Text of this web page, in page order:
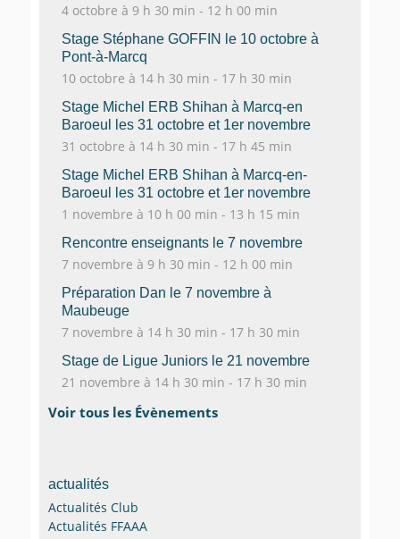
4 octobre à 9 h 30 min - 12 h 00 min
Stage Stéphane GOFFIN le 10 octobre à
Pont-à-Marcq
10 octobre à 14 h 30 min - 17 h 30 min
Stage Michel ERB Shihan à Marcq-en
Baroeul les 31 octobre et 1er novembre
31 octobre à 14 h 30 min - 17 h 45 min
Stage Michel ERB Shihan à Marcq-en-
Baroeul les 31 octobre et 1er novembre
1 novembre à 10 h 00 min - 13 h 15 min
Rencontre enseignants le 7 novembre
7 novembre à 9 h 30 min - 12 h 00 min
Préparation Dan le 7 novembre à
Maubeuge
7 novembre à 14 h 30 min - 17 h 30 min
Stage de Ligue Juniors le 21 novembre
21 novembre à 14 h 30 min - 17 h 30 min
Voir tous les Évènements
actualités
Actualités Club
Actualités FFAAA